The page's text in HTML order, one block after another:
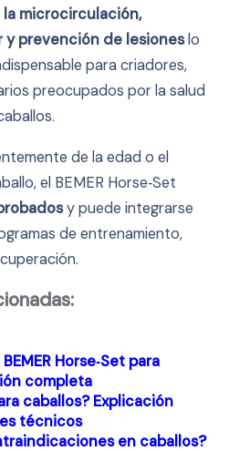
la microcirculación,
prevención de lesioneslo
para criadores,
preocupados por la salud
de la edad o el
el BEMER Horse‑Set
y puede integrarse
de entrenamiento,
Horse‑Set para
completa
caballos? Explicación
técnicos
en caballos?